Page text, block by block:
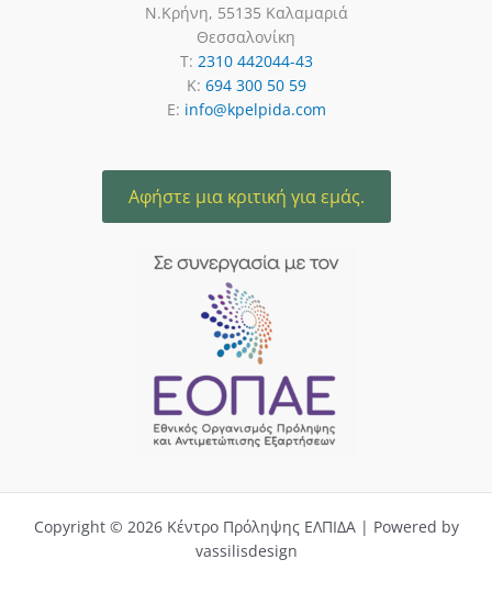
Ν.Κρήνη, 55135 Καλαμαριά
Θεσσαλονίκη
T: 2310 442044-43
K: 694 300 50 59
E: info@kpelpida.com
Αφήστε μια κριτική για εμάς.
Copyright © 2026 Κέντρο Πρόληψης ΕΛΠΙΔΑ | Powered by
vassilisdesign